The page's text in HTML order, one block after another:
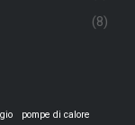
(8)
pompe di calore